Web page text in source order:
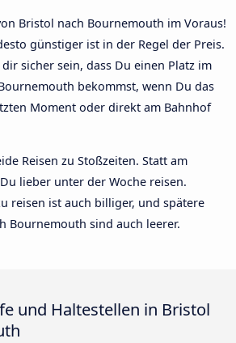
Bristol nach Bournemouth im Voraus!
günstiger ist in der Regel der Preis.
sicher sein, dass Du einen Platz im
bekommst, wenn Du das
Moment oder direkt am Bahnhof
Reisen zu Stoßzeiten. Statt am
lieber unter der Woche reisen.
reisen ist auch billiger, und spätere
Bournemouth sind auch leerer.
und Haltestellen in Bristol